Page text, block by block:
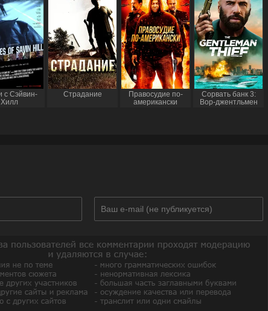
с Сэйвин-
Хилл
Страдание
Правосудие по-
американски
Сорвать банк 3:
Вор-джентльмен